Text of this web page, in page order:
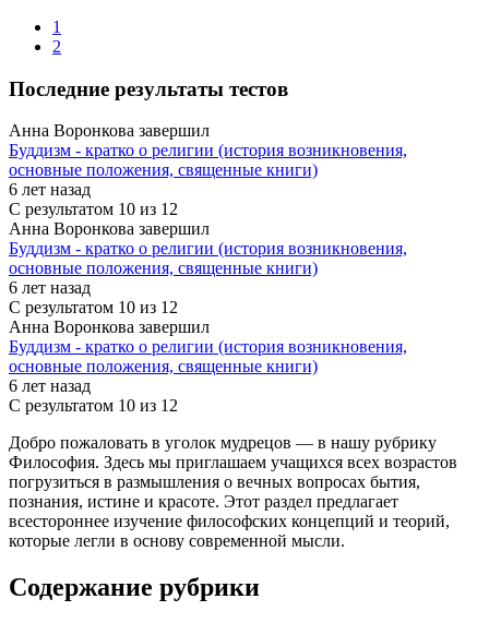
1
2
Последние результаты тестов
Анна Воронкова завершил
Буддизм - кратко о религии (история возникновения,
основные положения, священные книги)
6 лет назад
С результатом 10 из 12
Анна Воронкова завершил
Буддизм - кратко о религии (история возникновения,
основные положения, священные книги)
6 лет назад
С результатом 10 из 12
Анна Воронкова завершил
Буддизм - кратко о религии (история возникновения,
основные положения, священные книги)
6 лет назад
С результатом 10 из 12
Добро пожаловать в уголок мудрецов — в нашу рубрику
Философия. Здесь мы приглашаем учащихся всех возрастов
погрузиться в размышления о вечных вопросах бытия,
познания, истине и красоте. Этот раздел предлагает
всестороннее изучение философских концепций и теорий,
которые легли в основу современной мысли.
Содержание рубрики